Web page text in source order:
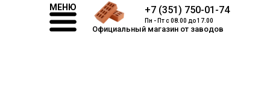
Официальный магазин от заводов
МЕНЮ +7 (351) 750-01-74
Пн - Пт с 08.00 до 17.00